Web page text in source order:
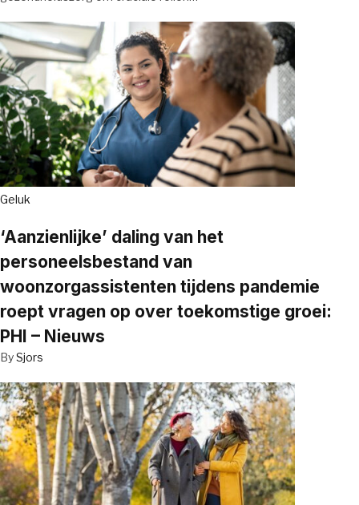
Geluk
‘Aanzienlijke’ daling van het
personeelsbestand van
woonzorgassistenten tijdens pandemie
roept vragen op over toekomstige groei:
PHI – Nieuws
BySjors